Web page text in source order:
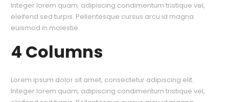
Integer lorem quam, adipiscing condimentum tristique vel,
eleifend sed turpis. Pellentesque cursus arcu id magna
euismod in molestie.
4 Columns
Lorem ipsum dolor sit amet, consectetur adipiscing elit.
Integer lorem quam, adipiscing condimentum tristique vel,